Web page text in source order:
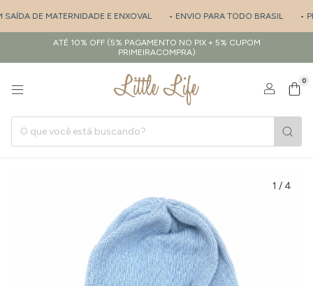
DE MATERNIDADE E ENXOVAL • ENVIO PARA TODO BRASIL •
ATÉ 10% OFF (5% PAGAMENTO NO PIX + 5% CUPOM
PRIMEIRACOMPRA)
0
1 / 4